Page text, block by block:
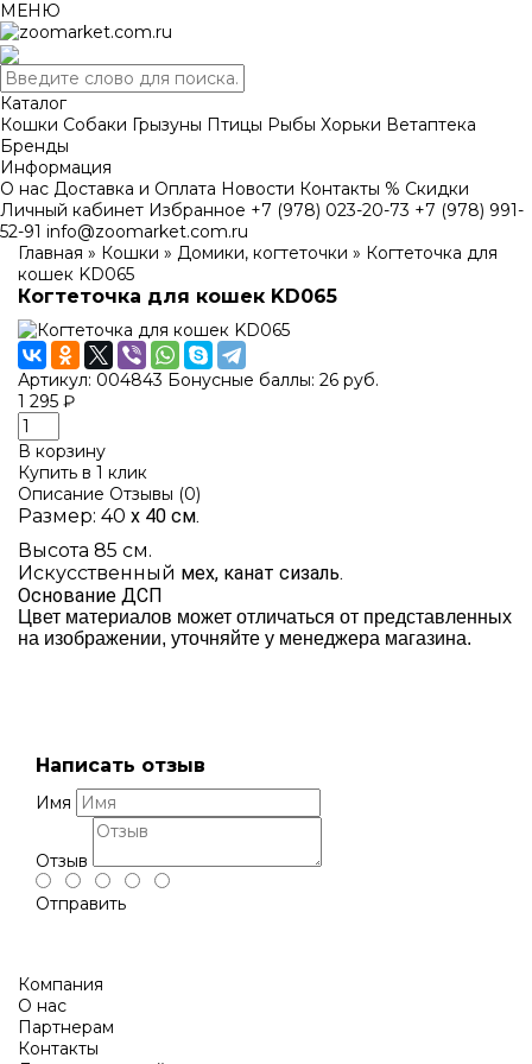
МЕНЮ
Каталог
Кошки Собаки Грызуны Птицы Рыбы Хорьки Ветаптека
Бренды
Информация
О нас Доставка и Оплата Новости Контакты % Скидки
Личный кабинет Избранное +7 (978) 023-20-73 +7 (978) 991-
52-91 info@zoomarket.com.ru
Главная » Кошки » Домики, когтеточки » Когтеточка для
кошек KD065
Когтеточка для кошек KD065
Артикул: 004843 Бонусные баллы: 26 руб.
1 295 ₽
В корзину
Купить в 1 клик
Описание Отзывы (0)
Размер: 40 х 40 см.
Высота 85 см.
Искусственный мех, канат сизаль.
Основание ДСП
Цвет материалов может отличаться от представленных
на изображении, уточняйте у менеджера магазина.
Написать отзыв
Имя
Отзыв
Отправить
Компания
О нас
Партнерам
Контакты